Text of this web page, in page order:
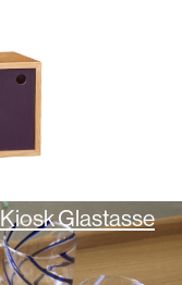
Kiosk Glastasse